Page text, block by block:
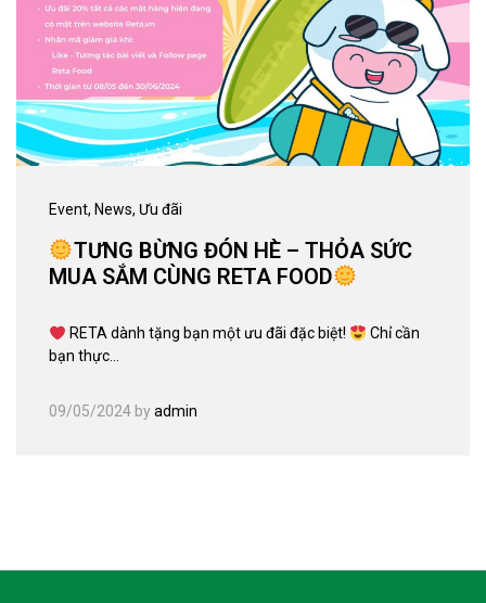
Event, News, Ưu đãi
TƯNG BỪNG ĐÓN HÈ – THỎA SỨC
MUA SẮM CÙNG RETA FOOD
RETA dành tặng bạn một ưu đãi đặc biệt!
Chỉ cần
bạn thực…
09/05/2024 byadmin